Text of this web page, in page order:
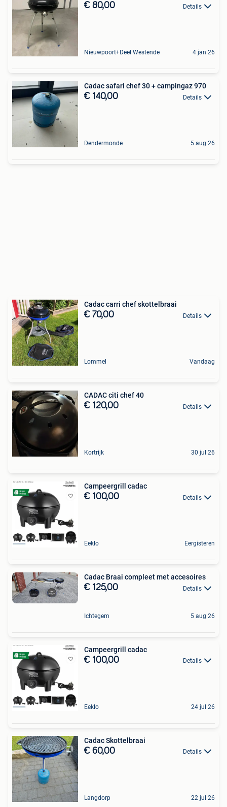
€ 80,00 Details
Nieuwpoort+Deel Westende 4 jan 26
Cadac safari chef 30 + campingaz 970
€ 140,00 Details
Dendermonde 5 aug 26
Cadac carri chef skottelbraai
€ 70,00 Details
Lommel Vandaag
CADAC citi chef 40
€ 120,00 Details
Kortrijk 30 jul 26
Campeergrill cadac
€ 100,00 Details
Eeklo Eergisteren
Cadac Braai compleet met accesoires
€ 125,00 Details
Ichtegem 5 aug 26
Campeergrill cadac
€ 100,00 Details
Eeklo 24 jul 26
Cadac Skottelbraai
€ 60,00 Details
Langdorp 22 jul 26